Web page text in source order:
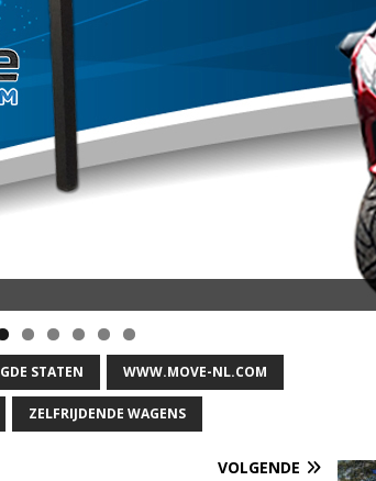
en 50 km Actieradius
STATEN WWW.MOVE-NL.COM
ZELFRIJDENDE WAGENS
VOLGENDE